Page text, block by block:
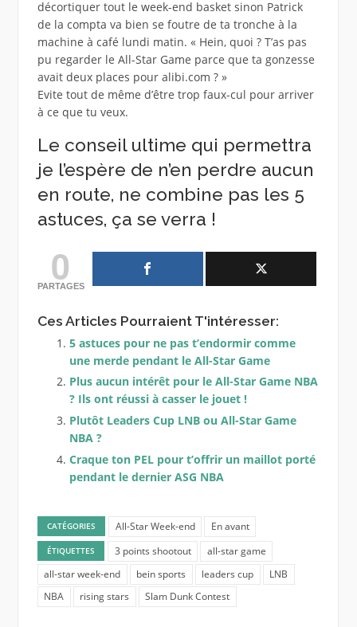
décortiquer tout le week-end basket sinon Patrick
de la compta va bien se foutre de ta tronche à la
machine à café lundi matin. « Hein, quoi ? T’as pas
pu regarder le All-Star Game parce que ta gonzesse
avait deux places pour alibi.com ? »
Evite tout de même d’être trop faux-cul pour arriver
à ce que tu veux.
Le conseil ultime qui permettra
je l’espère de n’en perdre aucun
en route, ne combine pas les 5
astuces, ça se verra !
0
PARTAGES
Ces Articles Pourraient T'intéresser:
5 astuces pour ne pas t’endormir comme
une merde pendant le All-Star Game
Plus aucun intérêt pour le All-Star Game NBA
? Ils ont réussi à casser le jouet !
Plutôt Leaders Cup LNB ou All-Star Game
NBA ?
Craque ton PEL pour t’offrir un maillot porté
pendant le dernier ASG NBA
CATÉGORIES All-Star Week-end En avant
ÉTIQUETTES 3 points shootout
all-star game
all-star week-end
bein sports leaders cup
LNB
NBA
rising stars Slam Dunk Contest